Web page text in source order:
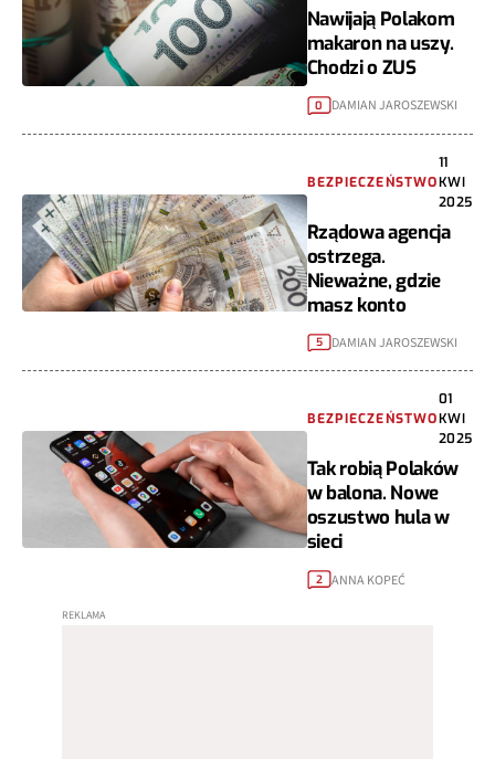
Nawijają Polakom
makaron na uszy.
Chodzi o ZUS
0 DAMIAN JAROSZEWSKI
BEZPIECZEŃSTWO
11
KWI
2025
Rządowa agencja
ostrzega.
Nieważne, gdzie
masz konto
5 DAMIAN JAROSZEWSKI
BEZPIECZEŃSTWO
01
KWI
2025
Tak robią Polaków
w balona. Nowe
oszustwo hula w
sieci
2 ANNA KOPEĆ